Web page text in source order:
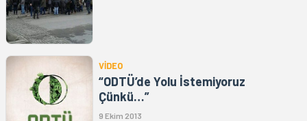
VİDEO
“ODTÜ’de Yolu İstemiyoruz
Çünkü…”
9 Ekim 2013